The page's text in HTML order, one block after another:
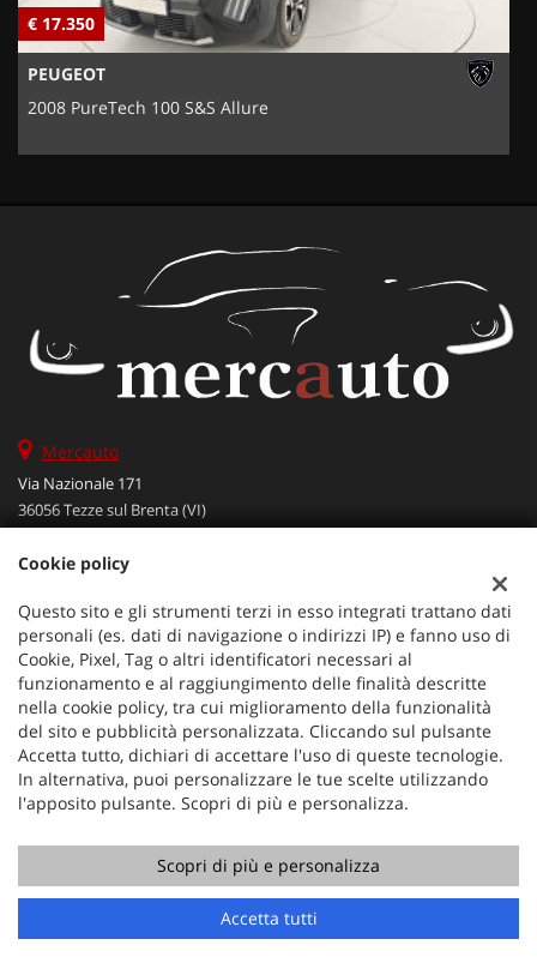
Contatta un consulente
€ 17.350
PEUGEOT
2008 PureTech 100 S&S Allure
Mercauto
Via Nazionale 171
36056 Tezze sul Brenta (VI)
Cellulare:
Email:
info@mercauto2.com
Dati fiscali:
ALLES DI INVERSO LORENZO
Via Nazionale, 171 PD - 36056 Tezze sul Brenta
C.F/P.IVA:03514030240
Registro delle imprese: PD
Cookie policy
Questo sito e gli strumenti terzi in esso integrati trattano dati
personali (es. dati di navigazione o indirizzi IP) e fanno uso di
Cookie, Pixel, Tag o altri identificatori necessari al
funzionamento e al raggiungimento delle finalità descritte
nella cookie policy, tra cui miglioramento della funzionalità
del sito e pubblicità personalizzata. Cliccando sul pulsante
Accetta tutto, dichiari di accettare l'uso di queste tecnologie.
In alternativa, puoi personalizzare le tue scelte utilizzando
l'apposito pulsante. Scopri di più e personalizza.
Scopri di più e personalizza
Accetta tutti